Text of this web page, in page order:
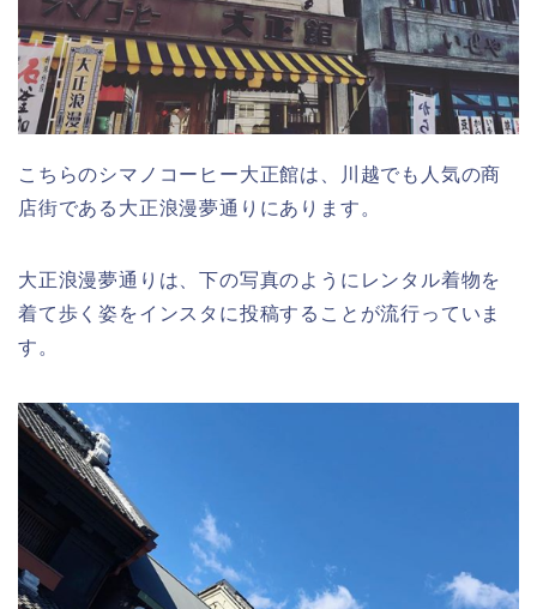
こちらのシマノコーヒー大正館は、川越でも人気の商
店街である大正浪漫夢通りにあります。
大正浪漫夢通りは、下の写真のようにレンタル着物を
着て歩く姿をインスタに投稿することが流行っていま
す。